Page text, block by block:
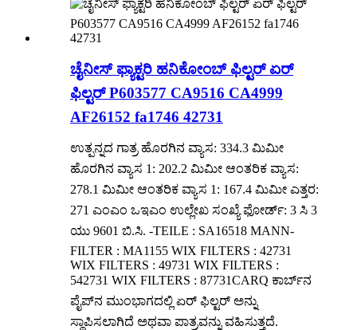
ಚೈನೀಸ್ ಫ್ಯಾಕ್ಟರಿ ಹನಿಕೋಂಬ್ ಫಿಲ್ಟರ್ ಏರ್
ಫಿಲ್ಟರ್ P603577 CA9516 CA4999
AF26152 fa1746 42731
ಉತ್ಪನ್ನದ ಗಾತ್ರ ಹೊರಗಿನ ವ್ಯಾಸ: 334.3 ಮಿಮೀ
ಹೊರಗಿನ ವ್ಯಾಸ 1: 202.2 ಮಿಮೀ ಆಂತರಿಕ ವ್ಯಾಸ:
278.1 ಮಿಮೀ ಆಂತರಿಕ ವ್ಯಾಸ 1: 167.4 ಮಿಮೀ ಎತ್ತರ:
271 ಎಂಎಂ ಒಇಎಂ ಉಲ್ಲೇಖ ಸಂಖ್ಯೆ ಫೋರ್ಡ್: 3 ಸಿ 3
ಯು 9601 ಬಿ.ಸಿ. -TEILE : SA16518 MANN-
FILTER : MA1155 WIX FILTERS : 42731
WIX FILTERS : 49731 WIX FILTERS :
542731 WIX FILTERS : 87731CARQ ಕಾರ್ಬ್‌ನ
ಪೈಪ್‌ನ ಮುಂಭಾಗದಲ್ಲಿ ಏರ್ ಫಿಲ್ಟರ್ ಅನ್ನು
ಸ್ಥಾಪಿಸಲಾಗಿದೆ ಅಥವಾ ಪಾತ್ರವನ್ನು ವಹಿಸುತ್ತದೆ.